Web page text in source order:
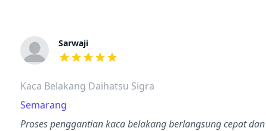
Sarwaji
dari ulasan adalah bintang lima
Kaca Belakang Daihatsu Sigra
Semarang
Proses penggantian kaca belakang berlangsung cepat